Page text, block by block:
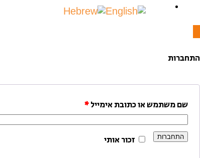
התחברות
שם משתמש או כתובת אימייל*
זכור אותי התחברות